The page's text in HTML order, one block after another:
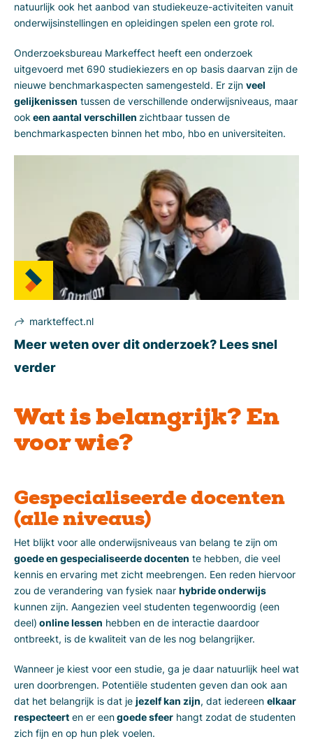
natuurlijk ook het aanbod van studiekeuze-activiteiten vanuit
onderwijsinstellingen en opleidingen spelen een grote rol.
Onderzoeksbureau Markeffect heeft een onderzoek
uitgevoerd met 690 studiekiezers en op basis daarvan zijn de
nieuwe benchmarkaspecten samengesteld. Er zijn veel
gelijkenissen tussen de verschillende onderwijsniveaus, maar
ook een aantal verschillen zichtbaar tussen de
benchmarkaspecten binnen het mbo, hbo en universiteiten.
markteffect.nl
Meer weten over dit onderzoek? Lees snel
verder
Wat is belangrijk? En
voor wie?
Gespecialiseerde docenten
(alle niveaus)
Het blijkt voor alle onderwijsniveaus van belang te zijn om
goede en gespecialiseerde docenten te hebben, die veel
kennis en ervaring met zicht meebrengen. Een reden hiervoor
zou de verandering van fysiek naar hybride onderwijs
kunnen zijn. Aangezien veel studenten tegenwoordig (een
deel) online lessen hebben en de interactie daardoor
ontbreekt, is de kwaliteit van de les nog belangrijker.
Wanneer je kiest voor een studie, ga je daar natuurlijk heel wat
uren doorbrengen. Potentiële studenten geven dan ook aan
dat het belangrijk is dat je jezelf kan zijn, dat iedereen elkaar
respecteert en er eengoede sfeer hangt zodat de studenten
zich fijn en op hun plek voelen.